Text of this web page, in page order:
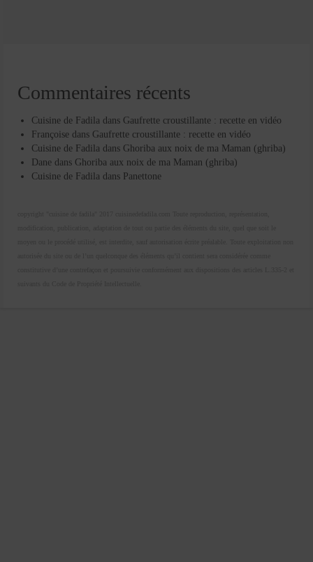
Commentaires récents
Cuisine de Fadila dans Gaufrette croustillante : recette en vidéo
Françoise dans Gaufrette croustillante : recette en vidéo
Cuisine de Fadila dans Ghoriba aux noix de ma Maman (ghriba)
Dane dans Ghoriba aux noix de ma Maman (ghriba)
Cuisine de Fadila dans Panettone